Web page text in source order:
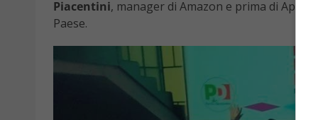
Piacentini, manager di Amazon e prima di
Paese.